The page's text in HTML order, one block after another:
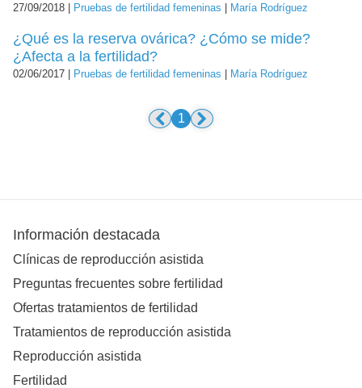
27/09/2018 | Pruebas de fertilidad femeninas María Rodríguez
¿Qué es la reserva ovárica? ¿Cómo se mide?
¿Afecta a la fertilidad?
02/06/2017 | Pruebas de fertilidad femeninas María Rodríguez
1
Información destacada
Clínicas de reproducción asistida
Preguntas frecuentes sobre fertilidad
Ofertas tratamientos de fertilidad
Tratamientos de reproducción asistida
Reproducción asistida
Fertilidad